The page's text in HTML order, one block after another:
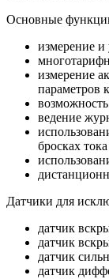
Основные
измерение и
измерение
параметров
ведение
бросках
Датчики для
датчик
датчик
датчик
датчик